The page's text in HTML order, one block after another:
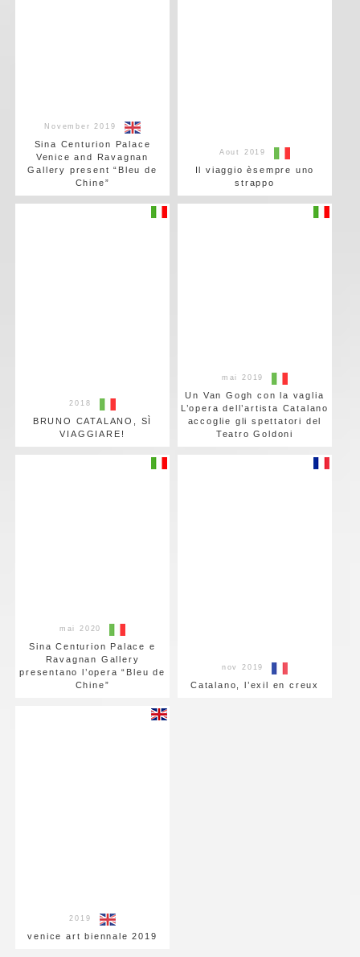
November 2019
Sina Centurion Palace
Venice and Ravagnan
Gallery present “Bleu de
Chine”
Aout 2019
Il viaggio èsempre uno
strappo
2018
BRUNO CATALANO, SÌ
VIAGGIARE!
mai 2019
Un Van Gogh con la vaglia
L’opera dell’artista Catalano
accoglie gli spettatori del
Teatro Goldoni
mai 2020
Sina Centurion Palace e
Ravagnan Gallery
presentano l’opera “Bleu de
Chine”
nov 2019
Catalano, l’exil en creux
2019
venice art biennale 2019